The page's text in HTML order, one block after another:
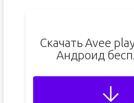
Скачать Avee
Андроид